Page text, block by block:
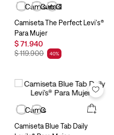
Camiseta The Perfect Levi's®
Para Mujer
$71.940
$119.900 40%
Camiseta Blue Tab Daily